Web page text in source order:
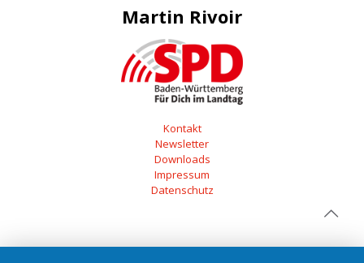
Martin Rivoir
Kontakt
Newsletter
Downloads
Impressum
Datenschutz